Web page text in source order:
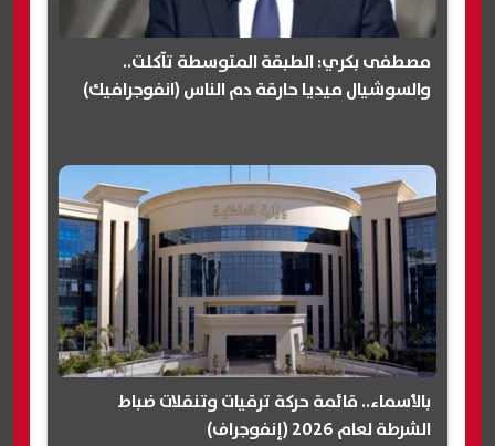
مصطفى بكري: الطبقة المتوسطة تآكلت..
والسوشيال ميديا حارقة دم الناس (انفوجرافيك)
بالأسماء.. قائمة حركة ترقيات وتنقلات ضباط
الشرطة لعام 2026 (إنفوجراف)